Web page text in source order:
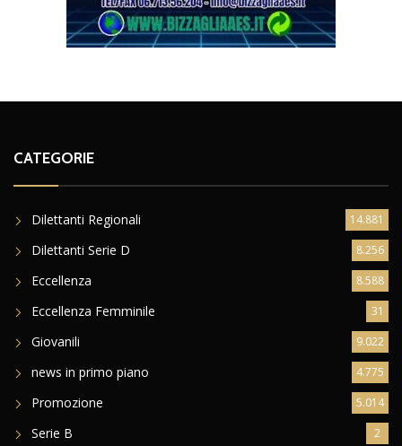
CATEGORIE
Dilettanti Regionali 14.881
Dilettanti Serie D 8.256
Eccellenza 8.588
Eccellenza Femminile 31
Giovanili 9.022
news in primo piano 4.775
Promozione 5.014
Serie B 2